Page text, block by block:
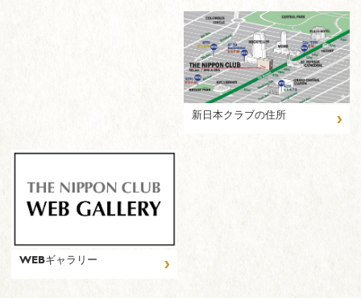
新日本クラブの住所 ›
WEBギャラリー ›